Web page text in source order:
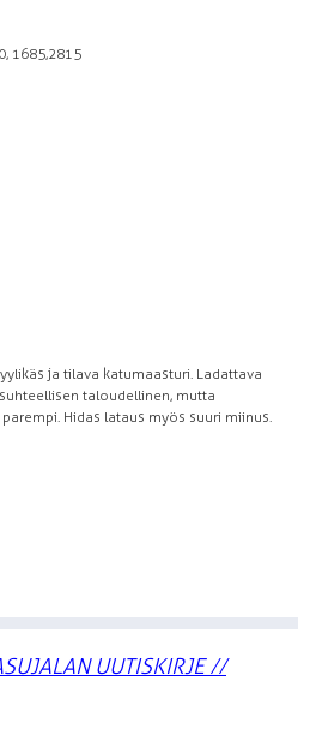
1685,2815
ja tilava katumaasturi. Ladattava
taloudellinen, mutta
Hidas lataus myös suuri miinus.
UUTISKIRJE //